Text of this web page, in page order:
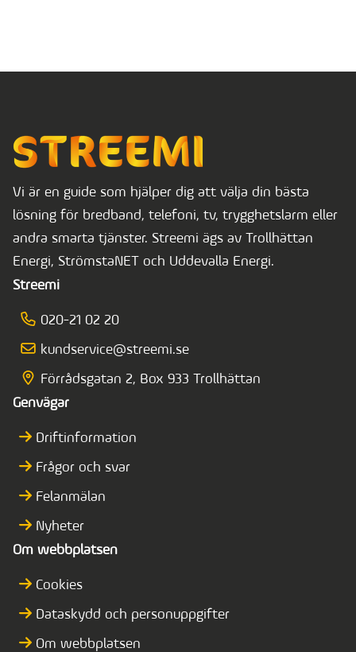
Vi är en guide som hjälper dig att välja din bästa
lösning för bredband, telefoni, tv, trygghetslarm eller
andra smarta tjänster. Streemi ägs av Trollhättan
Energi, StrömstaNET och Uddevalla Energi.
Streemi
020-21 02 20
kundservice@streemi.se
Förrådsgatan 2, Box 933 Trollhättan
Genvägar
Driftinformation
Frågor och svar
Felanmälan
Nyheter
Om webbplatsen
Cookies
Dataskydd och personuppgifter
Om webbplatsen